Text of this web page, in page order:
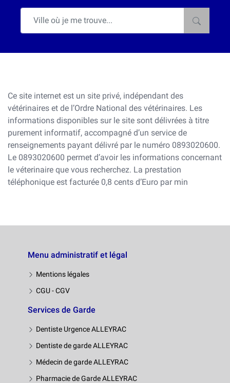
Ce site internet est un site privé, indépendant des
vétérinaires et de l’Ordre National des vétérinaires. Les
informations disponibles sur le site sont délivrées à titre
purement informatif, accompagné d’un service de
renseignements payant délivré par le numéro 0893020600.
Le 0893020600 permet d’avoir les informations concernant
le véterinaire que vous recherchez. La prestation
téléphonique est facturée 0,8 cents d’Euro par min
Menu administratif et légal
Mentions légales
CGU - CGV
Services de Garde
Dentiste Urgence ALLEYRAC
Dentiste de garde ALLEYRAC
Médecin de garde ALLEYRAC
Pharmacie de Garde ALLEYRAC